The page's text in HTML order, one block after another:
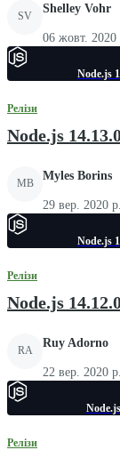
SV
Shelley Vohr
06 жовт. 2020
Node.js
Релізи
Node.js
MB
Myles Borins
29 вер. 2020 р.
Node.js
Релізи
Node.js
RA
Ruy Adorno
22 вер. 2020 р.
Релізи